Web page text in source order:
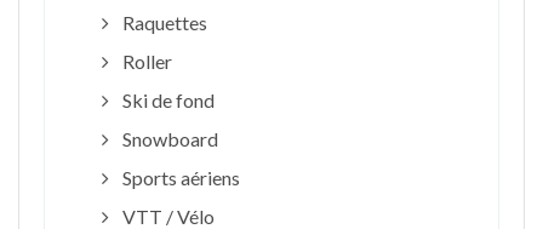
Raquettes
Roller
Ski de fond
Snowboard
Sports aériens
VTT / Vélo